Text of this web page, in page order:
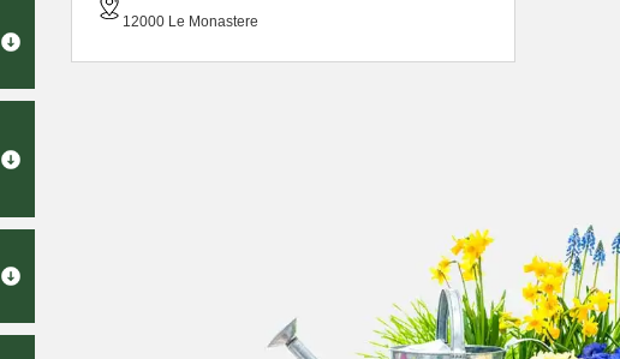
12000 Le Monastere